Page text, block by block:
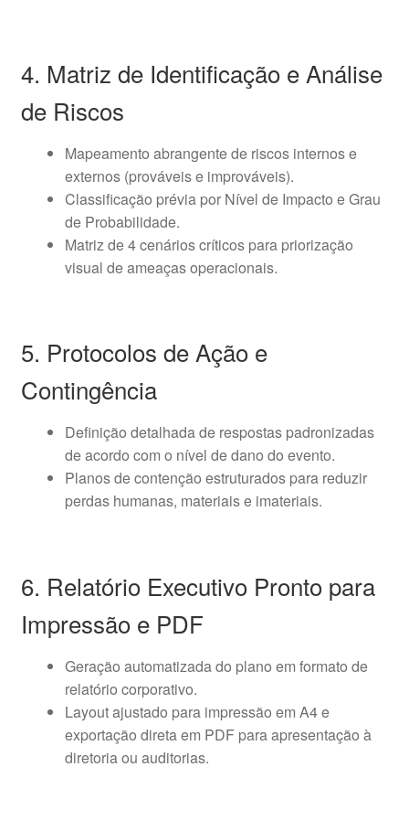
4. Matriz de Identificação e Análise
de Riscos
Mapeamento abrangente de riscos internos e
externos (prováveis e improváveis).
Classificação prévia por Nível de Impacto e Grau
de Probabilidade.
Matriz de 4 cenários críticos para priorização
visual de ameaças operacionais.
5. Protocolos de Ação e
Contingência
Definição detalhada de respostas padronizadas
de acordo com o nível de dano do evento.
Planos de contenção estruturados para reduzir
perdas humanas, materiais e imateriais.
6. Relatório Executivo Pronto para
Impressão e PDF
Geração automatizada do plano em formato de
relatório corporativo.
Layout ajustado para impressão em A4 e
exportação direta em PDF para apresentação à
diretoria ou auditorias.